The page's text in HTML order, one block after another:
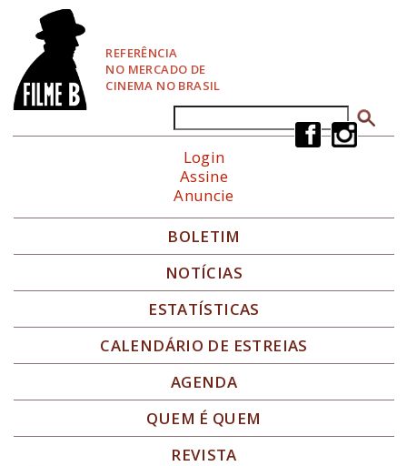
REFERÊNCIA
NO MERCADO DE
CINEMA NO BRASIL
Formulário de busca
Login
Assine
Anuncie
BOLETIM
NOTÍCIAS
ESTATÍSTICAS
CALENDÁRIO DE ESTREIAS
AGENDA
QUEM É QUEM
REVISTA